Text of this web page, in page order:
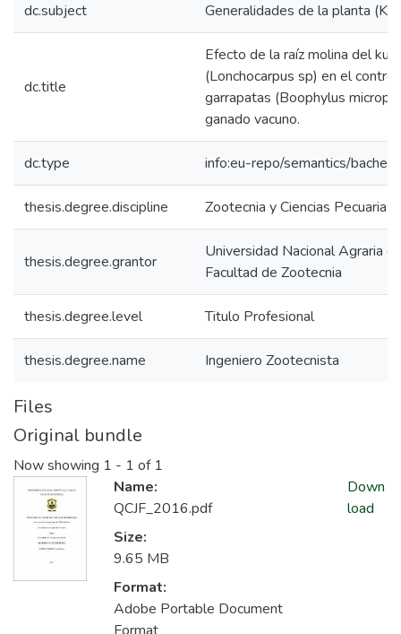
dc.subject Generalidades de la planta
dc.title
Efecto de la raíz molina del
(Lonchocarpus sp) en el
garrapatas (Boophylus
ganado vacuno.
dc.type info:eu-repo/semantics/
thesis.degree.discipline Zootecnia y Ciencias Pecuarias
thesis.degree.grantor
Universidad Nacional Agraria
Facultad de Zootecnia
thesis.degree.level Titulo Profesional
thesis.degree.name Ingeniero Zootecnista
Files
Original bundle
Now showing 1 - 1 of 1
Name:
QCJF_2016.pdf
Size:
9.65 MB
Format:
Adobe Portable Document
Down
load